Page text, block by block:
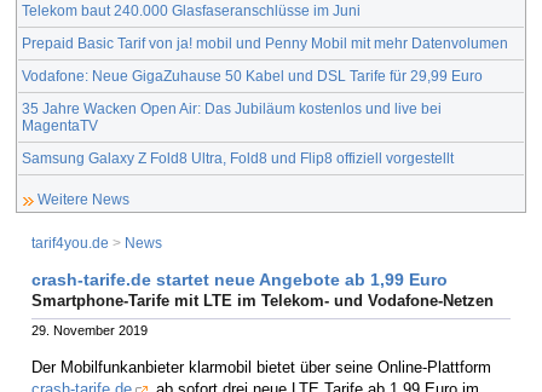
Telekom baut 240.000 Glasfaseranschlüsse im Juni
Prepaid Basic Tarif von ja! mobil und Penny Mobil mit mehr Datenvolumen
Vodafone: Neue GigaZuhause 50 Kabel und DSL Tarife für 29,99 Euro
35 Jahre Wacken Open Air: Das Jubiläum kostenlos und live bei
MagentaTV
Samsung Galaxy Z Fold8 Ultra, Fold8 und Flip8 offiziell vorgestellt
Weitere News
tarif4you.de > News
crash-tarife.de startet neue Angebote ab 1,99 Euro
Smartphone-Tarife mit LTE im Telekom- und Vodafone-Netzen
29. November 2019
Der Mobilfunkanbieter klarmobil bietet über seine Online-Plattform